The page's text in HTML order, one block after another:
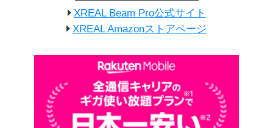
XREAL Beam Pro公式サイト
XREAL Amazonストアページ